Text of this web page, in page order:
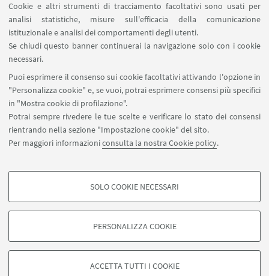
Cookie e altri strumenti di tracciamento facoltativi sono usati per
analisi statistiche, misure sull'efficacia della comunicazione
istituzionale e analisi dei comportamenti degli utenti.
Se chiudi questo banner continuerai la navigazione solo con i cookie
necessari.
Puoi esprimere il consenso sui cookie facoltativi attivando l'opzione in
"Personalizza cookie" e, se vuoi, potrai esprimere consensi più specifici
in "Mostra cookie di profilazione".
Potrai sempre rivedere le tue scelte e verificare lo stato dei consensi
rientrando nella sezione "Impostazione cookie" del sito.
Per maggiori informazioniconsulta la nostra Cookie policy.
COOKIE DI PROFILAZIONE - FACOLTATIVI
degli utenti, creare profili in base al loro comportamento sul sito, per analisi
di marketing.
SOLO COOKIE NECESSARI
PERSONALIZZA COOKIE
ACCETTA TUTTI I COOKIE
IN EVIDENZA
La Soffitta 2020
ERT – Emilia Romagna Teatro Fondazione
Seguici su:
©Copyright 2026 - ALMA MATER STUDIORUM - Università di
Privacy- Note legali-Impostazioni Cookie